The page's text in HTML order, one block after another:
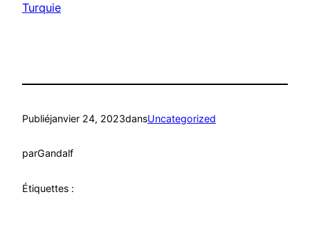
Turquie
Publiéjanvier 24, 2023dansUncategorized
parGandalf
Étiquettes :